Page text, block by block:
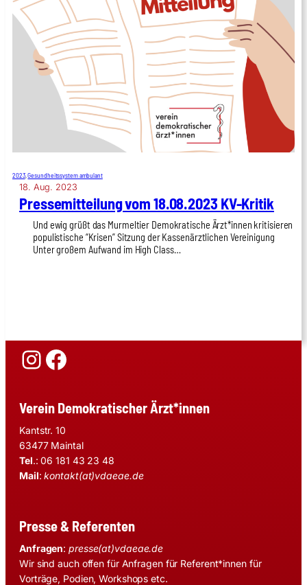
2023, Gesundheitssystem ambulant
18. Aug. 2023
Pres­se­mit­tei­lung vom 18.08.2023 KV-Kri­tik
Und ewig grüßt das Mur­mel­tier Demo­kra­ti­sche Ärzt*innen kri­ti­sie­ren
popu­lis­ti­sche “Kri­sen” Sit­zung der Kas­sen­ärzt­li­chen Ver­ei­ni­gung
Unter gro­ßem Auf­wand im High Class…
Instagram
Facebook
Verein Demokratischer Ärzt*innen
Kantstr. 10
63477 Maintal
Tel.: 06 181 43 23 48
Mail:kontakt(at)vdaeae.de
Presse & Referenten
Anfragen:presse(at)vdaeae.de
Wir sind auch offen für Anfragen für Referent*innen für
Vorträge, Podien, Workshops etc.